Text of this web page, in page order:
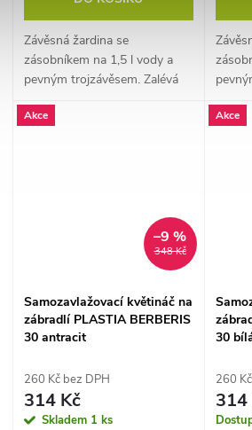
Závěsná žardina se
zásobníkem na 1,5 l vody a
pevným trojzávěsem. Zalévá
vzduchu.
Akce
348 Kč
–9 %
Samozavlažovací květináč na
zábradlí PLASTIA BERBERIS
30 antracit
260 Kč bez DPH
314 Kč
Skladem 1 ks
Akce
30
260
314